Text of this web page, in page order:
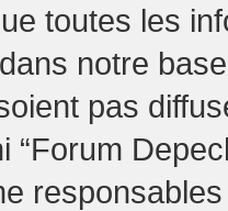
toutes les
notre
pas
“Forum